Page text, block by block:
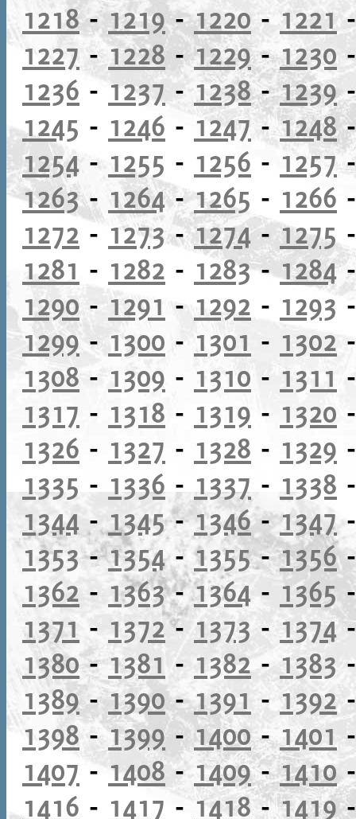
1218-1219-1220 -1221
1227 -1228-1229-1230
1236 -1237 -1238-1239
1245 - 1246 - 1247-1248
1254- 1255 - 1256 - 1257
1263- 1264-1265 - 1266
1272 - 1273-1274-1275
1281 - 1282 - 1283-1284
1290 -1291 - 1292 - 1293
1299- 1300 - 1301 - 1302
1308 - 1309 - 1310 - 1311
1317 - 1318 - 1319 - 1320
1326 - 1327 - 1328 - 1329
1335 - 1336 - 1337 - 1338
1344 - 1345-1346-1347
1353-1354- 1355-1356
1362 - 1363-1364 - 1365
1371 - 1372-1373 -1374
1380-1381 - 1382-1383
1389-1390-1391 -1392
1398 -1399-1400-1401
1407 -1408-1409-1410
1416 - 1417 -1418-1419